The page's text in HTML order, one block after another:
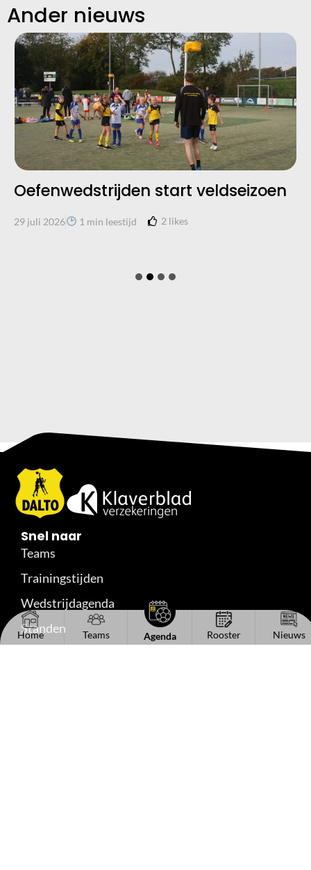
Home Teams Agenda Rooster Nieuws
Ander nieuws
Oefenwedstrijden start veldseizoen
29 juli 2026 1 min leestijd 2 likes
Snel naar
Teams
Trainingstijden
Wedstrijdagenda
Standen